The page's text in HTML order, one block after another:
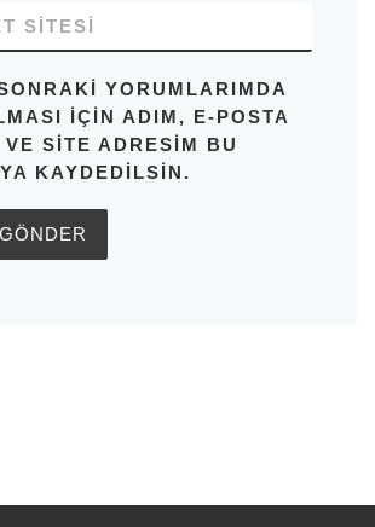
SITESI
YORUMLARIMDA
IÇIN ADIM, E-POSTA
SITE ADRESIM BU
KAYDEDILSIN.